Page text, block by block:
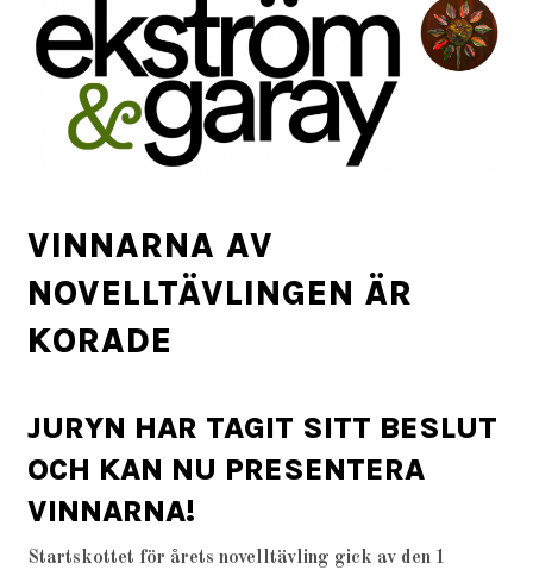
VINNARNA AV
NOVELLTÄVLINGEN ÄR
KORADE
JURYN HAR TAGIT SITT BESLUT
OCH KAN NU PRESENTERA
VINNARNA!
Startskottet för årets novelltävling gick av den 1